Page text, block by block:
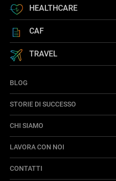
HEALTHCARE
CAF
TRAVEL
BLOG
STORIE DI SUCCESSO
CHI SIAMO
LAVORA CON NOI
CONTATTI